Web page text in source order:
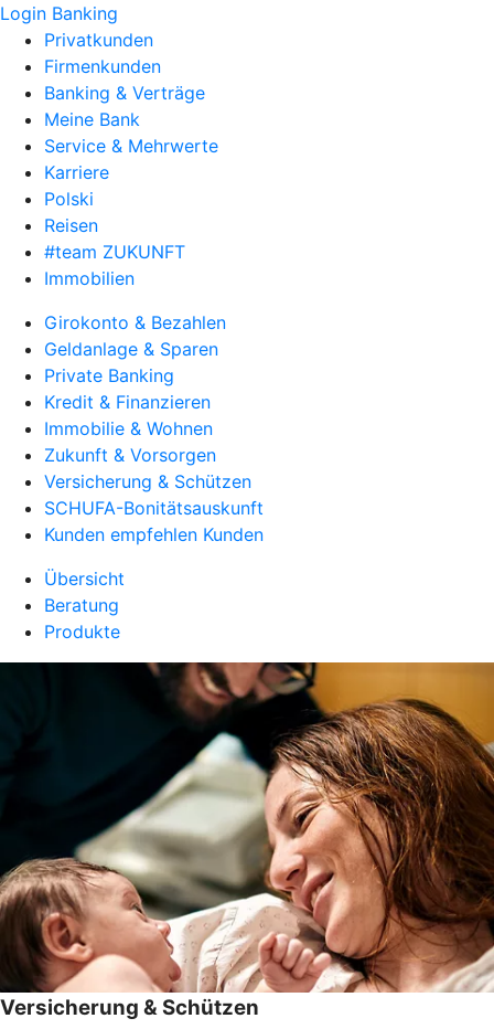
Login Banking
Privatkunden
Firmenkunden
Banking & Verträge
Meine Bank
Service & Mehrwerte
Karriere
Polski
Reisen
#team ZUKUNFT
Immobilien
Girokonto & Bezahlen
Geldanlage & Sparen
Private Banking
Kredit & Finanzieren
Immobilie & Wohnen
Zukunft & Vorsorgen
Versicherung & Schützen
SCHUFA-Bonitätsauskunft
Kunden empfehlen Kunden
Übersicht
Beratung
Produkte
Versicherung & Schützen